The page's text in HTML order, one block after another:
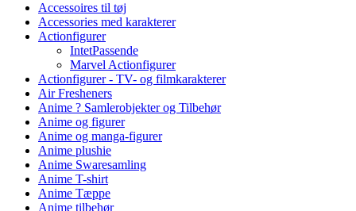
Accessoires til tøj
Accessories med karakterer
Actionfigurer
IntetPassende
Marvel Actionfigurer
Actionfigurer - TV- og filmkarakterer
Air Fresheners
Anime ? Samlerobjekter og Tilbehør
Anime og figurer
Anime og manga-figurer
Anime plushie
Anime Swaresamling
Anime T-shirt
Anime Tæppe
Anime tilbehør